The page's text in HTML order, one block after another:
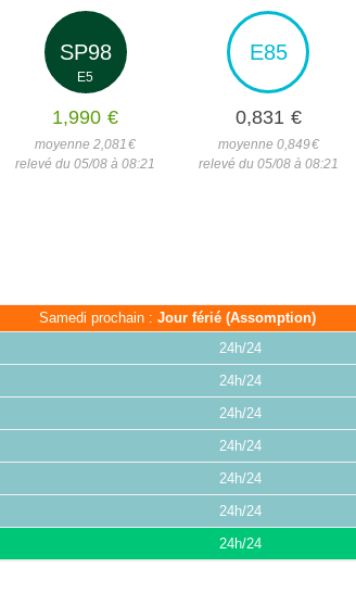
SP98
E5
1,990 €
moyenne 2,081€
relevé du 05/08 à 08:21
E85
0,831 €
moyenne 0,849€
relevé du 05/08 à 08:21
Samedi prochain : Jour férié (Assomption)
24h/24
24h/24
24h/24
24h/24
24h/24
24h/24
24h/24